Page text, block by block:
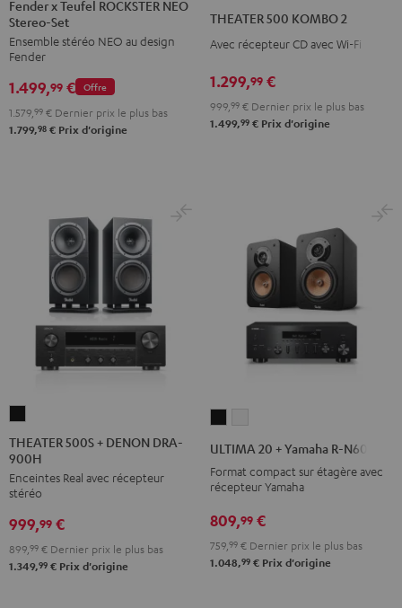
Teufel
ROCKSTER
NEO
Stereo-
Set
Black
Fender x Teufel ROCKSTER NEO
Stereo-Set
Ensemble stéréo NEO au design
Fender
Offre
1.499,99 €
1.579, 99 € Dernier prix le plus bas
1.799,98 € Prix d'origine
KOMBO
2
THEATER 500 KOMBO 2
Avec récepteur CD avec Wi-Fi
1.299,99 €
999, 99 € Dernier prix le plus bas
1.499,99 € Prix d'origine
500S
+
DENON
DRA-
900H
Noir
THEATER 500S + DENON DRA-
900H
Enceintes Real avec récepteur
stéréo
999,99 €
899, 99 € Dernier prix le plus bas
1.349,99 € Prix d'origine
Yamaha
N600A
Noir
Yamaha
N600A
Blanc
ULTIMA 20 + Yamaha R-N600A
Format compact sur étagère avec
récepteur Yamaha
809,99 €
759, 99 € Dernier prix le plus bas
1.048,99 € Prix d'origine